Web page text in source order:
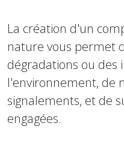
La création d'un
nature vous permet
dégradations ou des
l'environnement, de
signalements, et de
engagées.